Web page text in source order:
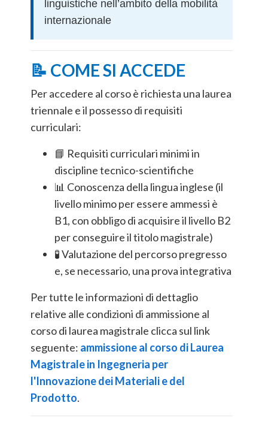
linguistiche nell’ambito della mobilità
internazionale
📝 COME SI ACCEDE
Per accedere al corso è richiesta una laurea
triennale e il possesso di requisiti
curriculari:
📘 Requisiti curriculari minimi in
discipline tecnico-scientifiche
📊 Conoscenza della lingua inglese (il
livello minimo per essere ammessi è
B1, con obbligo di acquisire il livello B2
per conseguire il titolo magistrale)
🧪 Valutazione del percorso pregresso
e, se necessario, una prova integrativa
Per tutte le informazioni di dettaglio
relative alle condizioni di ammissione al
corso di laurea magistrale clicca sul link
seguente: ammissione al corso di Laurea
Magistrale in Ingegneria per
l'Innovazione dei Materiali e del
Prodotto.